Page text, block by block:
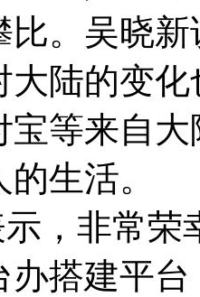
比。吴晓
大陆的变
宝等来自
生活。
非常荣
办搭建平